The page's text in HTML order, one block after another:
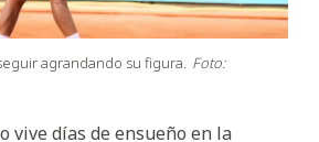
agrandando su figura. Foto:
vive días de ensueño en la